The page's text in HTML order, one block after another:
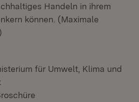
Handeln in ihrem
können. (Maximale
für Umwelt, Klima und